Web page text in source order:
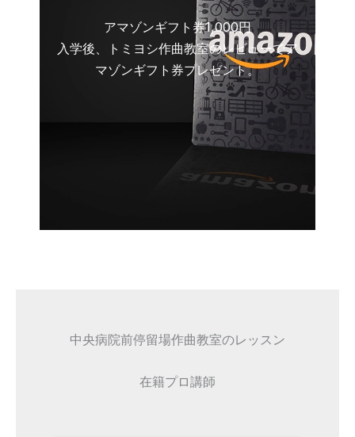
アマゾンギフト券1,000円
入学後、トミヨシ作曲教室のレビューでア
マゾンギフト券プレゼント。
中央病院前停留場作曲教室のレッスン
在籍プロ講師